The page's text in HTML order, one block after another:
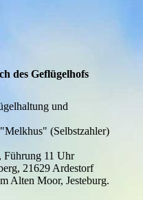
des Geflügelhofs
und
(Selbstzahler)
Führung 11 Uhr
21629 Ardestorf
Alten Moor, Jesteburg.